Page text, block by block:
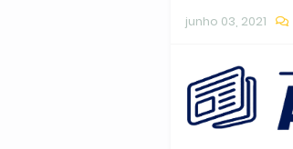
junho 03, 2021